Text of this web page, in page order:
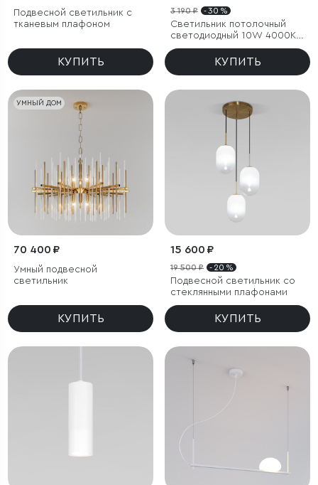
Подвесной светильник с
тканевым плафоном
КУПИТЬ
3 190 ₽ - 30 %
Светильник потолочный
светодиодный 10W 4000K
белый Block
КУПИТЬ
УМНЫЙ ДОМ
70 400 ₽
Умный подвесной
светильник
КУПИТЬ
15 600 ₽
19 500 ₽ - 20 %
Подвесной светильник со
стеклянными плафонами
КУПИТЬ